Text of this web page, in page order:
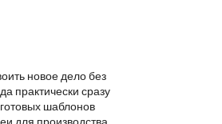
новое дело без
практически сразу
шаблонов
для производства